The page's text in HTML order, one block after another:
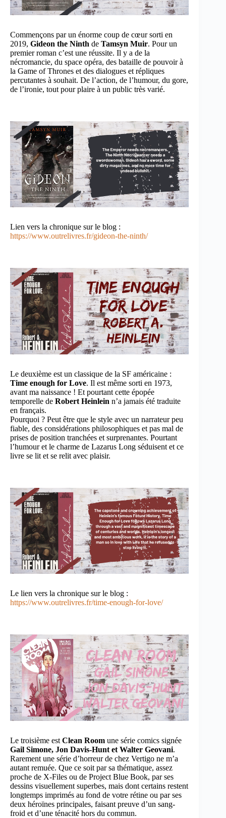
Commençons par un énorme coup de cœur sorti en
2019, Gideon the Ninth de Tamsyn Muir. Pour un
premier roman c’est une réussite. Il y a de la
nécromancie, du space opéra, des bataille de pouvoir à
la Game of Thrones et des dialogues et répliques
percutantes à souhait. De l’action, de l’humour, du gore,
de l’ironie, tout pour plaire à un public très varié.
Lien vers la chronique sur le blog :
https://www.outrelivres.fr/gideon-the-ninth/
Le deuxième est un classique de la SF américaine :
Time enough for Love. Il est même sorti en 1973,
avant ma naissance ! Et pourtant cette épopée
temporelle de Robert Heinlein n’a jamais été traduite
en français.
Pourquoi ? Peut être que le style avec un narrateur peu
fiable, des considérations philosophiques et pas mal de
prises de position tranchées et surprenantes. Pourtant
l’humour et le charme de Lazarus Long séduisent et ce
livre se lit et se relit avec plaisir.
Le lien vers la chronique sur le blog :
https://www.outrelivres.fr/time-enough-for-love/
Le troisième est Clean Room une série comics signée
Gail Simone, Jon Davis-Hunt et Walter Geovani.
Rarement une série d’horreur de chez Vertigo ne m’a
autant remuée. Que ce soit par sa thématique, assez
proche de X-Files ou de Project Blue Book, par ses
dessins visuellement superbes, mais dont certains restent
longtemps imprimés au fond de votre rétine ou par ses
deux héroïnes principales, faisant preuve d’un sang-
froid et d’une ténacité hors du commun.